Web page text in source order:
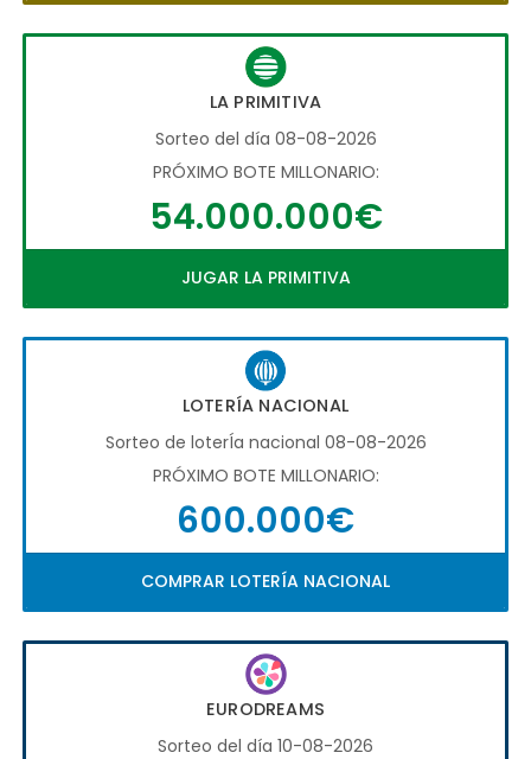
LA PRIMITIVA
Sorteo del día 08-08-2026
PRÓXIMO BOTE MILLONARIO:
54.000.000€
JUGAR LA PRIMITIVA
LOTERÍA NACIONAL
Sorteo de loterÍa nacional 08-08-2026
PRÓXIMO BOTE MILLONARIO:
600.000€
COMPRAR LOTERÍA NACIONAL
EURODREAMS
Sorteo del día 10-08-2026